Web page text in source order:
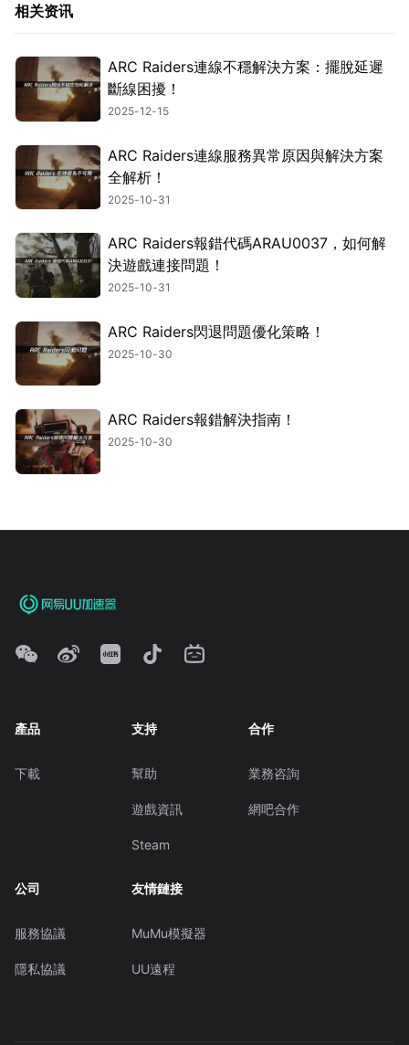
相关资讯
ARC Raiders連線不穩解決方案：擺脫延遲
斷線困擾！
2025-12-15
ARC Raiders連線服務異常原因與解決方案
全解析！
2025-10-31
ARC Raiders報錯代碼ARAU0037，如何解
決遊戲連接問題！
2025-10-31
ARC Raiders閃退問題優化策略！
2025-10-30
ARC Raiders報錯解決指南！
2025-10-30
產品
下載
支持
幫助
遊戲資訊
Steam
合作
業務咨詢
網吧合作
公司
服務協議
隱私協議
友情鏈接
MuMu模擬器
UU遠程